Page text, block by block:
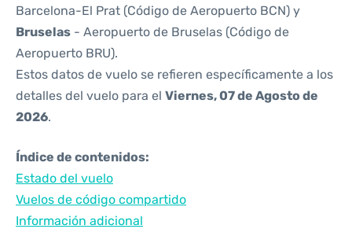
Barcelona-El Prat (Código de Aeropuerto BCN) y
Bruselas - Aeropuerto de Bruselas (Código de
Aeropuerto BRU).
Estos datos de vuelo se refieren específicamente a los
detalles del vuelo para el Viernes, 07 de Agosto de
2026.
Índice de contenidos:
Estado del vuelo
Vuelos de código compartido
Información adicional